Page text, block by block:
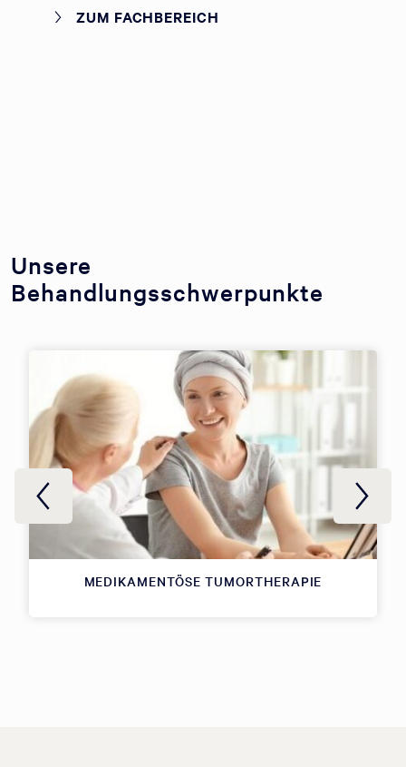
ZUM FACHBEREICH
Unsere
Behandlungsschwerpunkte
MEDIKAMENTÖSE TUMORTHERAPIE